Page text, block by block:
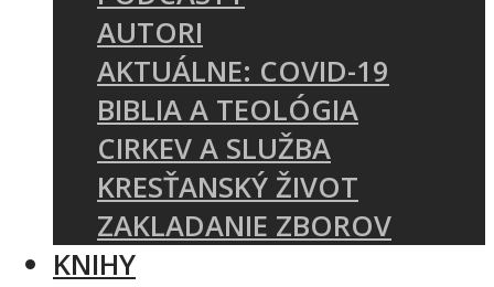
AUTORI
AKTUÁLNE: COVID-19
BIBLIA A TEOLÓGIA
CIRKEV A SLUŽBA
KRESŤANSKÝ ŽIVOT
ZAKLADANIE ZBOROV
KNIHY